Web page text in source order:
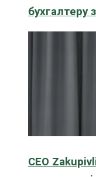
бухгалтеру
CEO